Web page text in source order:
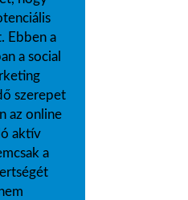
Ebben a
a social
szerepet
az online
aktív
a